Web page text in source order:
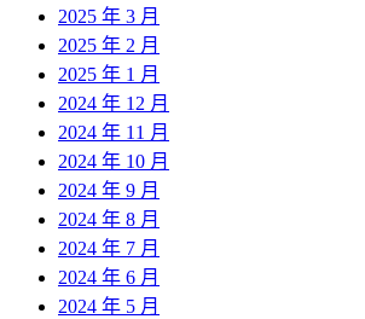
2025 年 3 月
2025 年 2 月
2025 年 1 月
2024 年 12 月
2024 年 11 月
2024 年 10 月
2024 年 9 月
2024 年 8 月
2024 年 7 月
2024 年 6 月
2024 年 5 月